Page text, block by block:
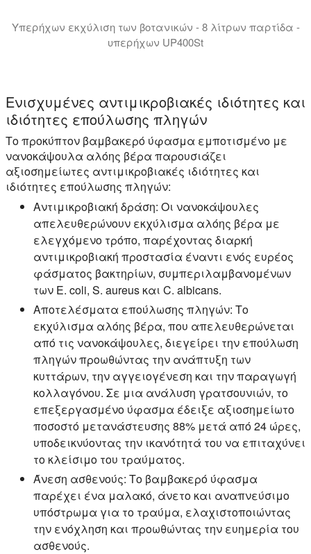
Υπερήχων εκχύλιση των βοτανικών - 8 λίτρων παρτίδα -
υπερήχων UP400St
Ενισχυμένες αντιμικροβιακές ιδιότητες και
ιδιότητες επούλωσης πληγών
Το προκύπτον βαμβακερό ύφασμα εμποτισμένο με
νανοκάψουλα αλόης βέρα παρουσιάζει
αξιοσημείωτες αντιμικροβιακές ιδιότητες και
ιδιότητες επούλωσης πληγών:
Αντιμικροβιακή δράση: Οι νανοκάψουλες
απελευθερώνουν εκχύλισμα αλόης βέρα με
ελεγχόμενο τρόπο, παρέχοντας διαρκή
αντιμικροβιακή προστασία έναντι ενός ευρέος
φάσματος βακτηρίων, συμπεριλαμβανομένων
των E. coli, S. aureus και C. albicans.
Αποτελέσματα επούλωσης πληγών: Το
εκχύλισμα αλόης βέρα, που απελευθερώνεται
από τις νανοκάψουλες, διεγείρει την επούλωση
πληγών προωθώντας την ανάπτυξη των
κυττάρων, την αγγειογένεση και την παραγωγή
κολλαγόνου. Σε μια ανάλυση γρατσουνιών, το
επεξεργασμένο ύφασμα έδειξε αξιοσημείωτο
ποσοστό μετανάστευσης 88% μετά από 24 ώρες,
υποδεικνύοντας την ικανότητά του να επιταχύνει
το κλείσιμο του τραύματος.
Άνεση ασθενούς: Το βαμβακερό ύφασμα
παρέχει ένα μαλακό, άνετο και αναπνεύσιμο
υπόστρωμα για το τραύμα, ελαχιστοποιώντας
την ενόχληση και προωθώντας την ευημερία του
ασθενούς.